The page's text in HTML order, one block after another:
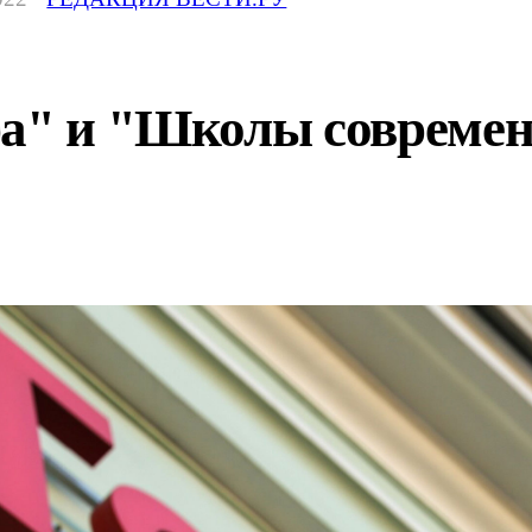
и "Школы